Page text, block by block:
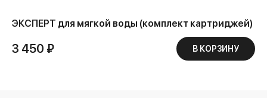
ЭКСПЕРТ для мягкой воды (комплект картриджей)
3 450 ₽ В КОРЗИНУ